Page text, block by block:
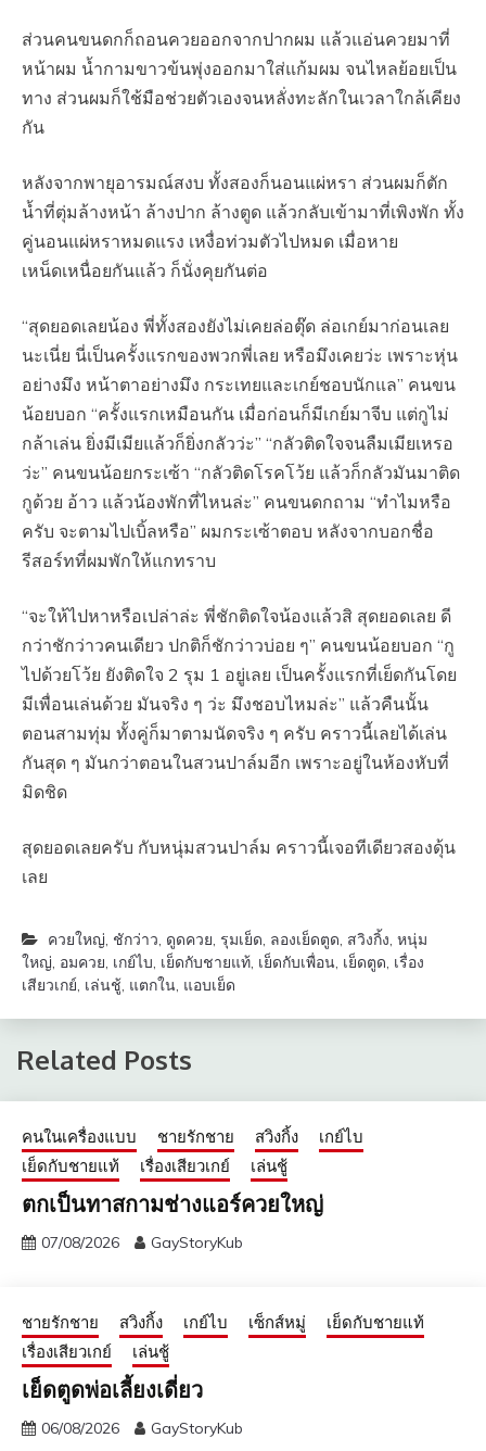
ส่วนคนขนดกก็ถอนควยออกจากปากผม แล้วแอ่นควยมาที่
หน้าผม น้ำกามขาวข้นพุ่งออกมาใส่แก้มผม จนไหลย้อยเป็น
ทาง ส่วนผมก็ใช้มือช่วยตัวเองจนหลั่งทะลักในเวลาใกล้เคียง
กัน
หลังจากพายุอารมณ์สงบ ทั้งสองก็นอนแผ่หรา ส่วนผมก็ตัก
น้ำที่ตุ่มล้างหน้า ล้างปาก ล้างตูด แล้วกลับเข้ามาที่เพิงพัก ทั้ง
คู่นอนแผ่หราหมดแรง เหงื่อท่วมตัวไปหมด เมื่อหาย
เหน็ดเหนื่อยกันแล้ว ก็นั่งคุยกันต่อ
“สุดยอดเลยน้อง พี่ทั้งสองยังไม่เคยล่อตุ๊ด ล่อเกย์มาก่อนเลย
นะเนี่ย นี่เป็นครั้งแรกของพวกพี่เลย หรือมึงเคยว่ะ เพราะหุ่น
อย่างมึง หน้าตาอย่างมึง กระเทยและเกย์ชอบนักแล” คนขน
น้อยบอก “ครั้งแรกเหมือนกัน เมื่อก่อนก็มีเกย์มาจีบ แต่กูไม่
กล้าเล่น ยิ่งมีเมียแล้วก็ยิ่งกลัวว่ะ” “กลัวติดใจจนลืมเมียเหรอ
ว่ะ” คนขนน้อยกระเซ้า “กลัวติดโรคโว้ย แล้วก็กลัวมันมาติด
กูด้วย อ้าว แล้วน้องพักที่ไหนล่ะ” คนขนดกถาม “ทำไมหรือ
ครับ จะตามไปเบิ้ลหรือ” ผมกระเซ้าตอบ หลังจากบอกชื่อ
รีสอร์ทที่ผมพักให้แกทราบ
“จะให้ไปหาหรือเปล่าล่ะ พี่ชักติดใจน้องแล้วสิ สุดยอดเลย ดี
กว่าชักว่าวคนเดียว ปกติก็ชักว่าวบ่อย ๆ” คนขนน้อยบอก “กู
ไปด้วยโว้ย ยังติดใจ 2 รุม 1 อยู่เลย เป็นครั้งแรกที่เย็ดกันโดย
มีเพื่อนเล่นด้วย มันจริง ๆ ว่ะ มึงชอบไหมล่ะ” แล้วคืนนั้น
ตอนสามทุ่ม ทั้งคู่ก็มาตามนัดจริง ๆ ครับ คราวนี้เลยได้เล่น
กันสุด ๆ มันกว่าตอนในสวนปาล์มอีก เพราะอยู่ในห้องหับที่
มิดชิด
สุดยอดเลยครับ กับหนุ่มสวนปาล์ม คราวนี้เจอทีเดียวสองดุ้น
เลย
ควยใหญ่, ชักว่าว, ดูดควย, รุมเย็ด, ลองเย็ดตูด, สวิงกิ้ง, หนุ่ม
ใหญ่, อมควย, เกย์ไบ, เย็ดกับชายแท้, เย็ดกับเพื่อน, เย็ดตูด, เรื่อง
เสียวเกย์, เล่นชู้, แตกใน, แอบเย็ด
Related Posts
คนในเครื่องแบบ ชายรักชาย สวิงกิ้ง
เกย์ไบ
เย็ดกับชายแท้
เรื่องเสียวเกย์ เล่นชู้
ตกเป็นทาสกามช่างแอร์ควยใหญ่
07/08/2026 GayStoryKub
ชายรักชาย สวิงกิ้ง เกย์ไบ เซ็กส์หมู่
เย็ดกับชายแท้
เรื่องเสียวเกย์
เล่นชู้
เย็ดตูดพ่อเลี้ยงเดี่ยว
06/08/2026 GayStoryKub